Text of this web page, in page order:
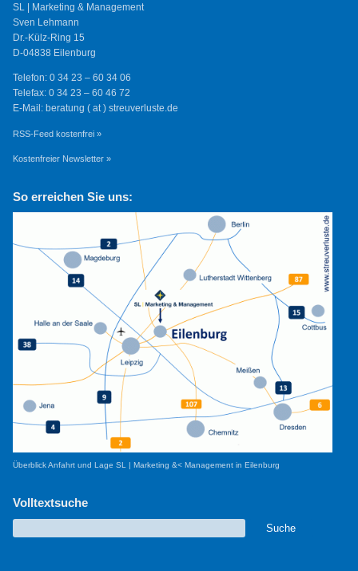
SL | Marketing & Management
Sven Lehmann
Dr.-Külz-Ring 15
D-04838 Eilenburg
Telefon: 0 34 23 – 60 34 06
Telefax: 0 34 23 – 60 46 72
E-Mail: beratung ( at ) streuverluste.de
RSS-Feed kostenfrei »
Kostenfreier Newsletter »
So erreichen Sie uns:
Überblick Anfahrt und Lage SL | Marketing &< Management in Eilenburg
Volltextsuche